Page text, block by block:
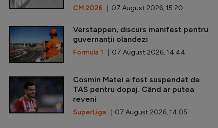
CM 2026 | 07 August 2026, 15:20
Verstappen, discurs manifest pentru
guvernanții olandezi
Formula 1 | 07 August 2026, 14:44
Cosmin Matei a fost suspendat de
TAS pentru dopaj. Când ar putea
reveni
SuperLiga | 07 August 2026, 14:05